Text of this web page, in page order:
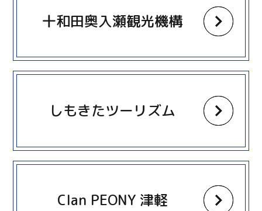
十和田奥入瀬観光機構
しもきたツーリズム
more
Clan PEONY 津軽
more